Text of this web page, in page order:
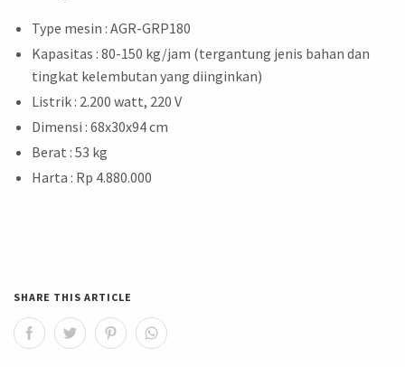
Type mesin : AGR-GRP180
Kapasitas : 80-150 kg/jam (tergantung jenis bahan dan
tingkat kelembutan yang diinginkan)
Listrik : 2.200 watt, 220 V
Dimensi : 68x30x94 cm
Berat : 53 kg
Harta : Rp 4.880.000
SHARE THIS ARTICLE